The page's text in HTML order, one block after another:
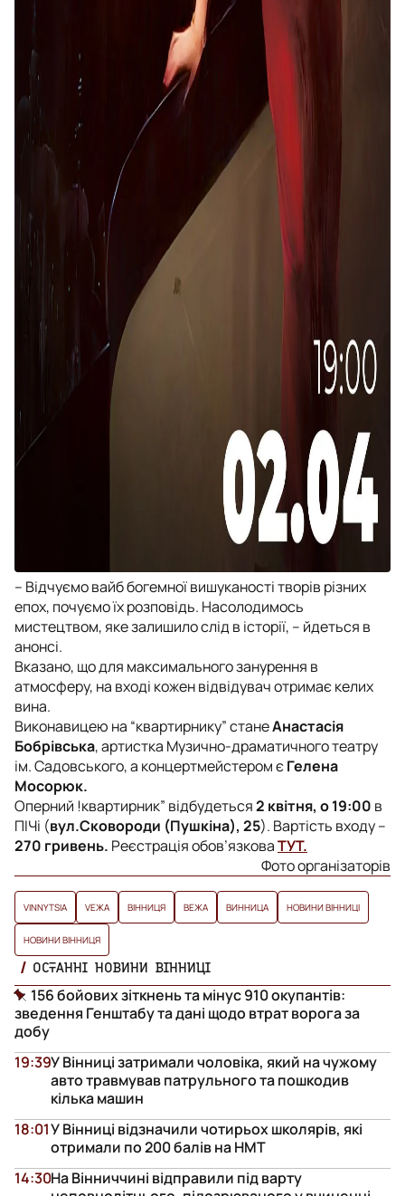
– Відчуємо вайб богемної вишуканості творів різних
епох, почуємо їх розповідь. Насолодимось
мистецтвом, яке залишило слід в історії, – йдеться в
анонсі.
Вказано, що для максимального занурення в
атмосферу, на вході кожен відвідувач отримає келих
вина.
Виконавицею на “квартирнику” станеАнастасія
Бобрівська, артистка Музично-драматичного театру
ім. Садовського, а концертмейстером єГелена
Мосорюк.
Оперний !квартирник” відбудеться2 квітня, о 19:00 в
ПІЧі (вул.Сковороди (Пушкіна), 25). Вартість входу –
270 гривень. Реєстрація обов’язковаТУТ.
Фото організаторів
VINNYTSIA VЕЖА ВІННИЦЯ ВЕЖА ВИННИЦА НОВИНИ ВІННИЦІ
НОВИНИ ВІННИЦЯ
ОСТАННІ НОВИНИ ВІННИЦІ
156 бойових зіткнень та мінус 910 окупантів:
зведення Генштабу та дані щодо втрат ворога за
добу
У Вінниці затримали чоловіка, який на чужому
авто травмував патрульного та пошкодив
кілька машин
19:39
У Вінниці відзначили чотирьох школярів, які
отримали по 200 балів на НМТ
18:01
На Вінниччині відправили під варту
14:30